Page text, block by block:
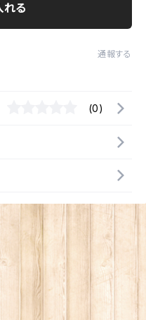
れる
通報する
(0)